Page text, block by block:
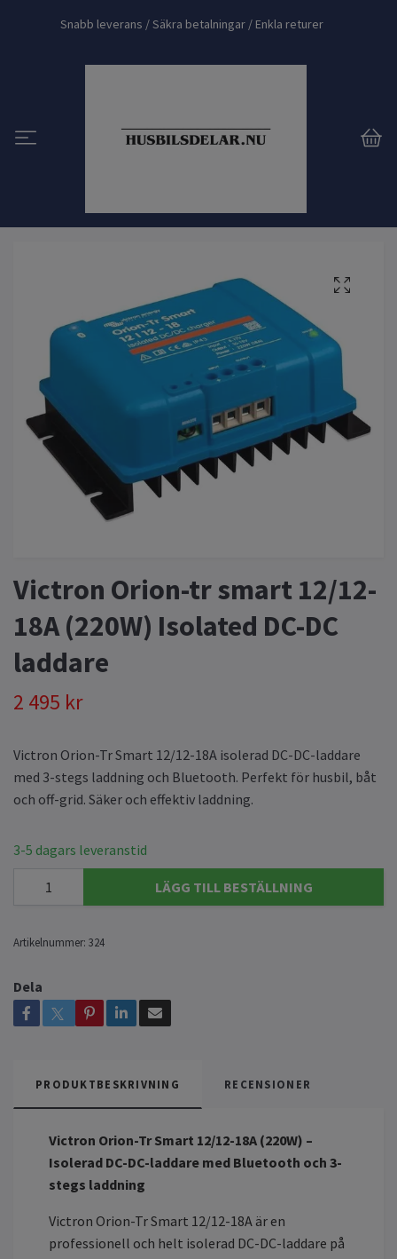
Snabb leverans / Säkra betalningar / Enkla returer
Victron Orion-tr smart 12/12-
18A (220W) Isolated DC-DC
laddare
2 495 kr
Victron Orion-Tr Smart 12/12-18A isolerad DC-DC-laddare
med 3-stegs laddning och Bluetooth. Perfekt för husbil, båt
och off-grid. Säker och effektiv laddning.
3-5 dagars leveranstid
LÄGG TILL BESTÄLLNING
Artikelnummer: 324
Dela
PRODUKTBESKRIVNING RECENSIONER
Victron Orion-Tr Smart 12/12-18A (220W) –
Isolerad DC-DC-laddare med Bluetooth och 3-
stegs laddning
Victron Orion-Tr Smart 12/12-18A är en
professionell och helt isolerad DC-DC-laddare på